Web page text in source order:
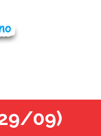
09)